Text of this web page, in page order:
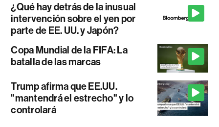
¿Qué hay detrás de la inusual
intervención sobre el yen por
parte de EE. UU. y Japón?
Copa Mundial de la FIFA: La
batalla de las marcas
Trump afirma que EE.UU.
"mantendrá el estrecho" y lo
controlará